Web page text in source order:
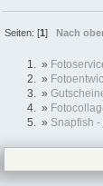
Seiten: [1]Nach
»
»
»
»
» Snapfish